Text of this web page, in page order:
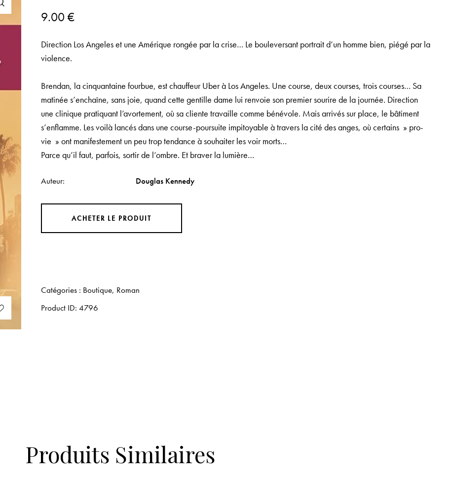
9.00€
Direction Los Angeles et une Amérique rongée par la crise… Le bouleversant portrait d’un homme bien, piégé par la
violence.
Brendan, la cinquantaine fourbue, est chauffeur Uber à Los Angeles. Une course, deux courses, trois courses… Sa
matinée s’enchaîne, sans joie, quand cette gentille dame lui renvoie son premier sourire de la journée. Direction
une clinique pratiquant l’avortement, où sa cliente travaille comme bénévole. Mais arrivés sur place, le bâtiment
s’enflamme. Les voilà lancés dans une course-poursuite impitoyable à travers la cité des anges, où certains » pro-
vie » ont manifestement un peu trop tendance à souhaiter les voir morts…
Parce qu’il faut, parfois, sortir de l’ombre. Et braver la lumière…
Auteur Douglas Kennedy
ACHETER LE PRODUIT
Catégories : Boutique, Roman
Product ID:4796
Produits Similaires